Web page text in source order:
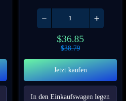
$36.85
$38.79
Jetzt kaufen
In den Einkaufswagen legen